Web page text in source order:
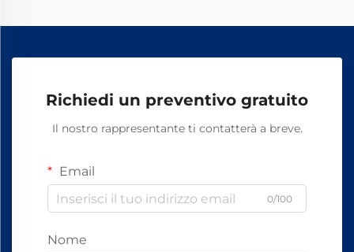
Richiedi un preventivo gratuito
Il nostro rappresentante ti contatterà a breve.
Email
0/100
Nome